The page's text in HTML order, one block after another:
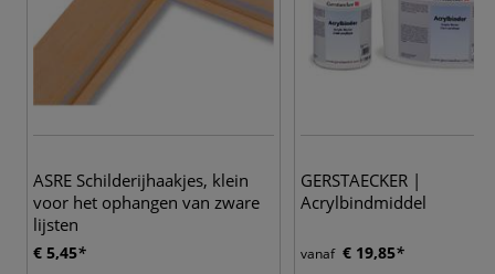
ASRE Schilderijhaakjes, klein
voor het ophangen van zware
lijsten
€ 5,45
GERSTAECKER |
Acrylbindmiddel
vanaf € 19,85